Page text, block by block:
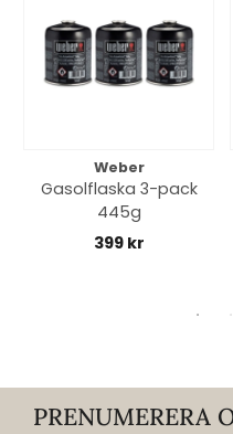
Weber
Gasolflaska 3-pack
445g
399 kr
PRENUMERERA